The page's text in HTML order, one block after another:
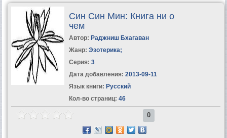
Син Син Мин: Книга ни о
чем
Автор: Раджниш Бхагаван
Жанр: Эзотерика;
Серия: 3
Дата добавления: 2013-09-11
Язык книги: Русский
Кол-во страниц: 46
0